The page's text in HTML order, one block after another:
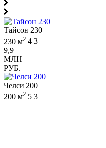
Тайсон 230
230 м2 4 3
9,9
МЛН
РУБ.
Челси 200
200 м2 5 3